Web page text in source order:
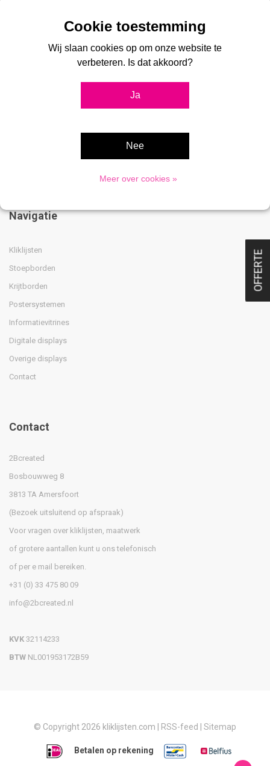
Algemene voorwaarden
Navigatie
Kliklijsten
Stoepborden
Krijtborden
Postersystemen
Informatievitrines
Digitale displays
Overige displays
Contact
Contact
2Bcreated
Bosbouwweg 8
3813 TA Amersfoort
(Bezoek uitsluitend op afspraak)
Voor vragen over kliklijsten, maatwerk
of grotere aantallen kunt u ons telefonisch
of per e mail bereiken.
+31 (0) 33 475 80 09
info@2bcreated.nl
KVK 32114233
BTW NL001953172B59
© Copyright 2026 kliklijsten.com | RSS-feed Sitemap
Betalen op rekening
OFFERTE
Wij slaan cookies op om onze website te
verbeteren. Is dat akkoord?
Ja
Nee
Meer over cookies »